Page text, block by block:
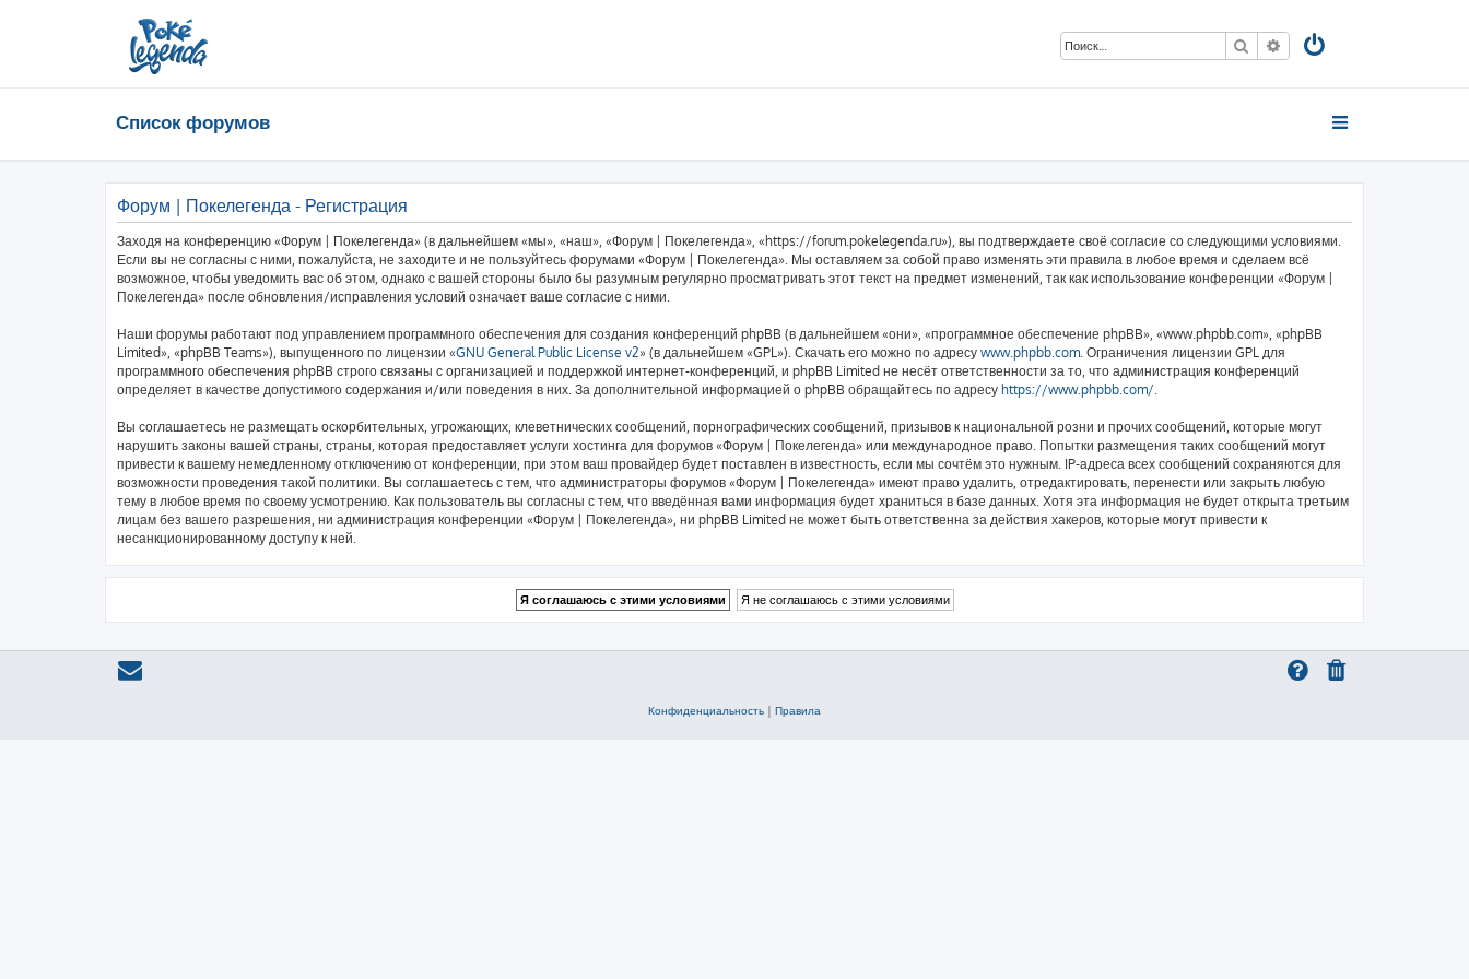
Поиск Расширенный поиск
Список форумов
Форум | Покелегенда - Регистрация
Заходя на конференцию «Форум | Покелегенда» (в дальнейшем «мы», «наш», «Форум | Покелегенда», «https://forum.pokelegenda.ru»), вы подтверждаете своё согласие со следующими условиями.
Если вы не согласны с ними, пожалуйста, не заходите и не пользуйтесь форумами «Форум | Покелегенда». Мы оставляем за собой право изменять эти правила в любое время и сделаем всё
возможное, чтобы уведомить вас об этом, однако с вашей стороны было бы разумным регулярно просматривать этот текст на предмет изменений, так как использование конференции «Форум |
Покелегенда» после обновления/исправления условий означает ваше согласие с ними.
Наши форумы работают под управлением программного обеспечения для создания конференций phpBB (в дальнейшем «они», «программное обеспечение phpBB», «www.phpbb.com», «phpBB
Limited», «phpBB Teams»), выпущенного по лицензии «GNU General Public License v2» (в дальнейшем «GPL»). Скачать его можно по адресу www.phpbb.com. Ограничения лицензии GPL для
программного обеспечения phpBB строго связаны с организацией и поддержкой интернет-конференций, и phpBB Limited не несёт ответственности за то, что администрация конференций
определяет в качестве допустимого содержания и/или поведения в них. За дополнительной информацией о phpBB обращайтесь по адресу https://www.phpbb.com/.
Вы соглашаетесь не размещать оскорбительных, угрожающих, клеветнических сообщений, порнографических сообщений, призывов к национальной розни и прочих сообщений, которые могут
нарушить законы вашей страны, страны, которая предоставляет услуги хостинга для форумов «Форум | Покелегенда» или международное право. Попытки размещения таких сообщений могут
привести к вашему немедленному отключению от конференции, при этом ваш провайдер будет поставлен в известность, если мы сочтём это нужным. IP-адреса всех сообщений сохраняются для
возможности проведения такой политики. Вы соглашаетесь с тем, что администраторы форумов «Форум | Покелегенда» имеют право удалить, отредактировать, перенести или закрыть любую
тему в любое время по своему усмотрению. Как пользователь вы согласны с тем, что введённая вами информация будет храниться в базе данных. Хотя эта информация не будет открыта третьим
лицам без вашего разрешения, ни администрация конференции «Форум | Покелегенда», ни phpBB Limited не может быть ответственна за действия хакеров, которые могут привести к
несанкционированному доступу к ней.
Конфиденциальность | Правила